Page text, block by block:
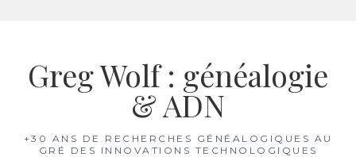
contenuGreg Wolf : généalogie
& ADN
+30 ANS DE RECHERCHES GÉNÉALOGIQUES AU
GRÉ DES INNOVATIONS TECHNOLOGIQUES